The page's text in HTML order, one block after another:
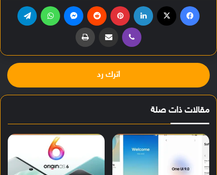
ڤايبر مشاركة عبر البريد طباعة
اترك رد
مقالات ذات صلة